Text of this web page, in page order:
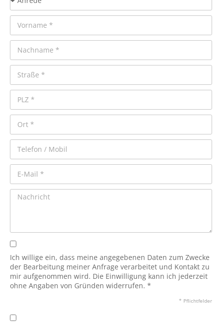
Ich willige ein, dass meine angegebenen Daten zum Zwecke
der Bearbeitung meiner Anfrage verarbeitet und Kontakt zu
mir aufgenommen wird. Die Einwilligung kann ich jederzeit
ohne Angaben von Gründen widerrufen. *
* Pflichtfelder